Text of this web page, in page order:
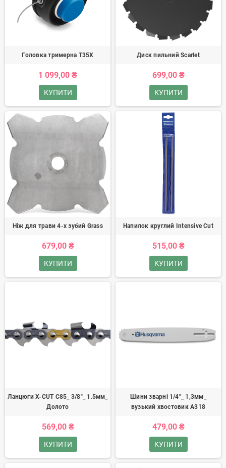
Головка тримерна T35Х
1 099,00 ₴
КУПИТИ
Диск пильний Scarlet
699,00 ₴
КУПИТИ
Ніж для трави 4-х зубий Grass
679,00 ₴
КУПИТИ
Напилок круглий Intensive Cut
515,00 ₴
КУПИТИ
Ланцюги X-CUT C85_ 3/8"_ 1.5мм_
Долото
569,00 ₴
КУПИТИ
Шини зварні 1/4"_ 1,3мм_
вузький хвостовик А318
479,00 ₴
КУПИТИ